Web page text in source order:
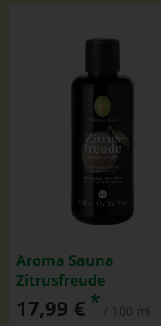
Aroma Sauna
Zitrusfreude
17,99 € * / 100 ml